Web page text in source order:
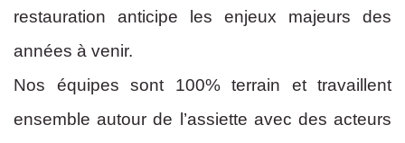
restauration anticipe les enjeux majeurs des
années à venir.
Nos équipes sont 100% terrain et travaillent
ensemble autour de l’assiette avec des acteurs